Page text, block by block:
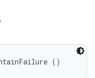
()